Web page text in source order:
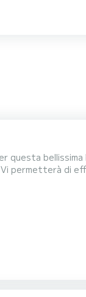
questa bellissima
Vi permetterà di
7 fantastiche
motore ha una